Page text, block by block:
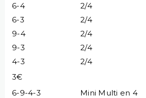
6-4
2/4
6-3
2/4
9-4
2/4
9-3
2/4
4-3
2/4
3€
6-9-4-3
Mini Multi en 4